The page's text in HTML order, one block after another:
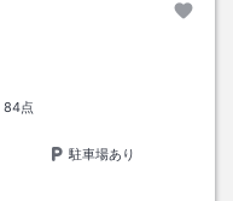
84点
駐車場あり